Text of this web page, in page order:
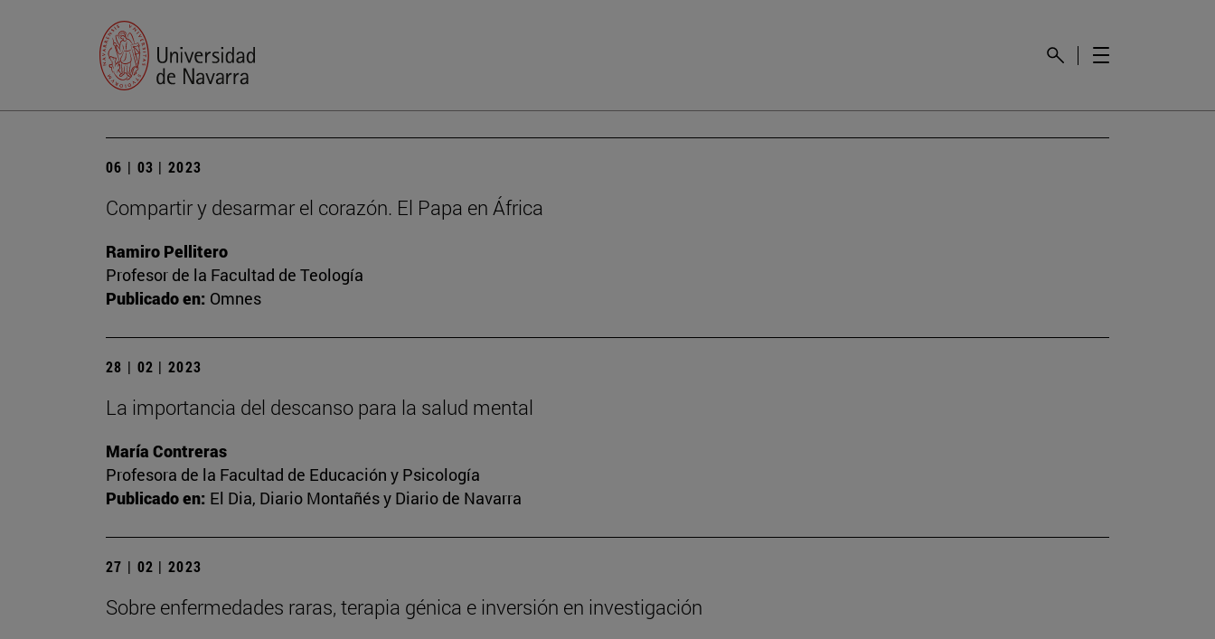
06 | 03 | 2023
Compartir y desarmar el corazón. El Papa en África
Ramiro Pellitero
Profesor de la Facultad de Teología
Publicado en: Omnes
28 | 02 | 2023
La importancia del descanso para la salud mental
María Contreras
Profesora de la Facultad de Educación y Psicología
Publicado en: El Dia, Diario Montañés y Diario de Navarra
27 | 02 | 2023
Sobre enfermedades raras, terapia génica e inversión en investigación